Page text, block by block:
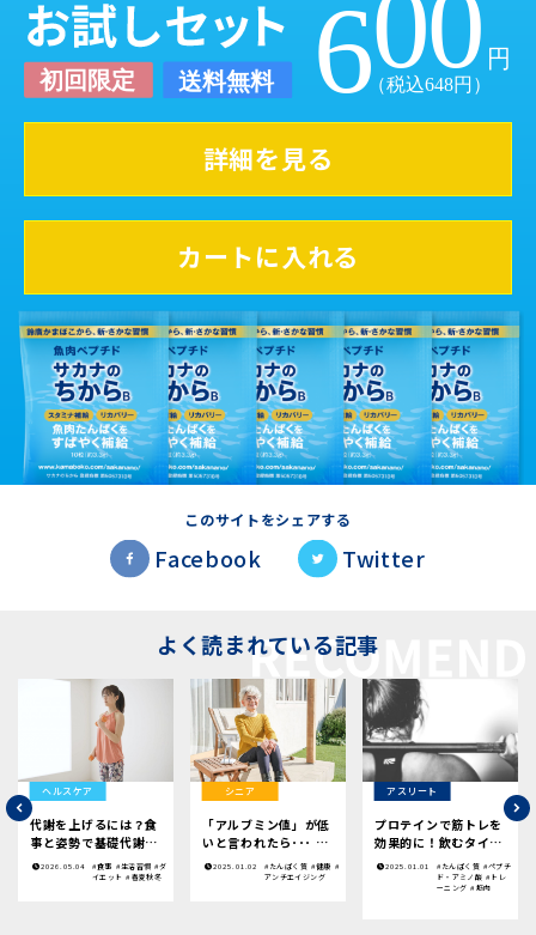
詳細を見る
カートに入れる
このサイトをシェアする
Facebook Twitter
よく読まれている記事
ヘルスケア
代謝を上げるには？食
事と姿勢で基礎代謝を
高める方法
2026.05.04 #食事 #生活習慣 #ダ
イエット #春夏秋冬
シニア
「アルブミン値」が低
いと言われたら･･･ |
今日から意識したいこ
2025.01.02 #たんぱく質 #健康 #
アンチエイジング
アスリート
プロテインで筋トレを
効果的に！飲むタイミ
ングや効果についてわ
かりやすく解説
2025.01.01 #たんぱく質 #ペプチ
ド・アミノ酸 #トレ
ーニング #筋肉